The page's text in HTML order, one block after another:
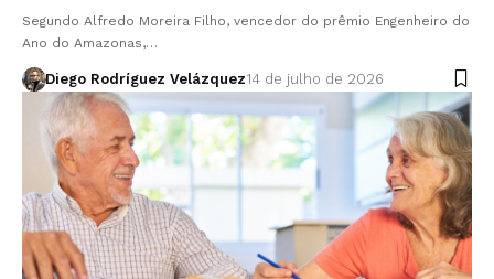
Segundo Alfredo Moreira Filho, vencedor do prêmio Engenheiro do
Ano do Amazonas,…
Diego Rodríguez Velázquez14 de julho de 2026